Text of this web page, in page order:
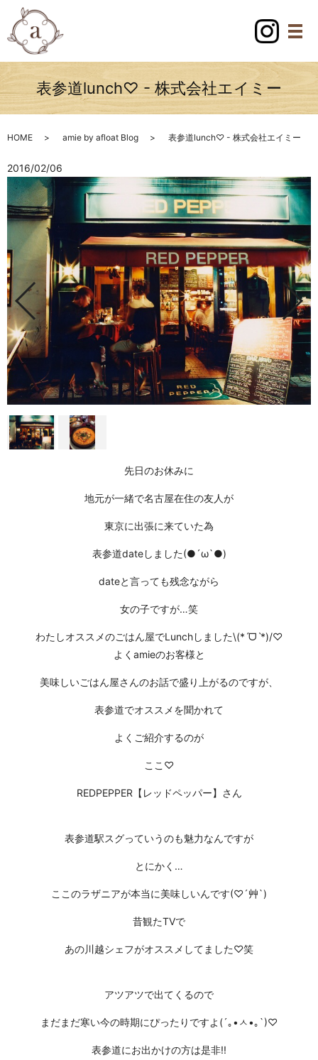
表参道lunch♡ - 株式会社エイミー
HOME amie by afloat Blog 表参道lunch♡ - 株式会社エイミー
2016/02/06
先日のお休みに
地元が一緒で名古屋在住の友人が
東京に出張に来ていた為
表参道dateしました(●´ω`●)
dateと言っても残念ながら
女の子ですが…笑
わたしオススメのごはん屋でLunchしました\(*ˊᗜˋ*)/♡
よくamieのお客様と
美味しいごはん屋さんのお話で盛り上がるのですが、
表参道でオススメを聞かれて
よくご紹介するのが
ここ♡
REDPEPPER【レッドペッパー】さん
表参道駅スグっていうのも魅力なんですが
とにかく…
ここのラザニアが本当に美味しいんです(♡´艸`)
昔観たTVで
あの川越シェフがオススメしてました♡笑
アツアツで出てくるので
まだまだ寒い今の時期にぴったりですよ(´｡•ㅅ•｡`)♡
表参道にお出かけの方は是非!!